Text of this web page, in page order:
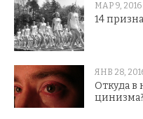
МАР 9, 2016
14
ЯНВ 28,
Откуда в
цинизма?